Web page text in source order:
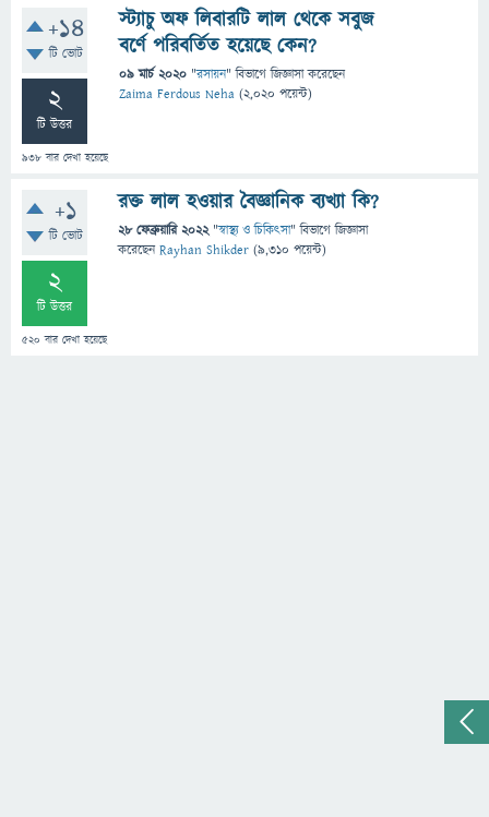
+14
টি ভোট
2
টি উত্তর
938 বার দেখা হয়েছে
স্ট্যাচু অফ লিবারটি লাল থেকে সবুজ
বর্ণে পরিবর্তিত হয়েছে কেন?
09 মার্চ 2020 "রসায়ন" বিভাগে জিজ্ঞাসাকরেছেন
Zaima Ferdous Neha (2,020 পয়েন্ট)
+1
টি ভোট
2
টি উত্তর
520 বার দেখা হয়েছে
রক্ত লাল হওয়ার বৈজ্ঞানিক ব্যখ্যা কি?
28 ফেব্রুয়ারি 2022 "স্বাস্থ্য ও চিকিৎসা" বিভাগে জিজ্ঞাসা
করেছেনRayhan Shikder (9,310 পয়েন্ট)